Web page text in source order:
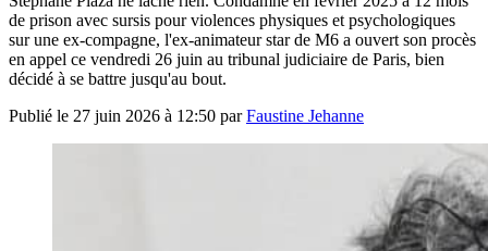
de prison avec sursis pour violences physiques et psychologiques
sur une ex-compagne, l'ex-animateur star de M6 a ouvert son procès
en appel ce vendredi 26 juin au tribunal judiciaire de Paris, bien
décidé à se battre jusqu'au bout.
Publié le 27 juin 2026 à 12:50 parFaustine Jehanne